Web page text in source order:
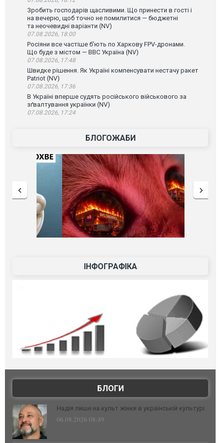
Зробить господарів щасливими. Що принести в гості і
на вечерю, щоб точно не помилитися — бюджетні
та неочевидні варіанти (NV)
07.08.2026, 18:00
Росіяни все частіше бʼють по Харкову FPV-дронами.
Що буде з містом — ВВС Україна (NV)
07.08.2026, 17:48
Швидке рішення. Як Україні компенсувати нестачу ракет
Patriot (NV)
07.08.2026, 17:36
В Україні вперше судять російського військового за
зґвалтування українки (NV)
07.08.2026, 17:24
БЛОГОЖАБИ
ІНФОГРАФІКА
БЛОГИ
Надія лише на культ жінки в українській культурі
06.08.2026 08:49